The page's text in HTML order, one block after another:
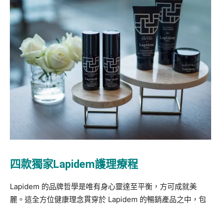
四款獨家Lapidem護理療程
Lapidem 的品牌哲學是唯有身心靈達至平衡，方可成就美
麗。這全方位健康理念貫穿於 Lapidem 的暢銷產品之中，包